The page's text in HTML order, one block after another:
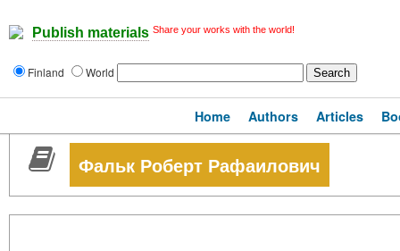
Publish materials Share your works with the world!
Finland World
Home Authors Articles
Фальк Роберт Рафаилович